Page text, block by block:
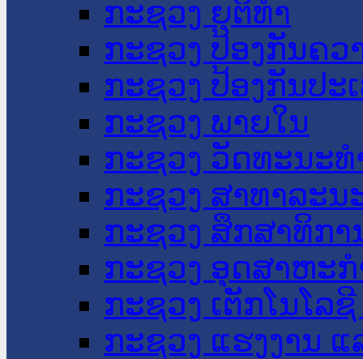
ກະຊວງ ຍຸຕິທໍາ
ກະຊວງ ປ້ອງກັນຄວ
ກະຊວງ ປ້ອງກັນປະ
ກະຊວງ ພາຍໃນ
ກະຊວງ ວັດທະນະ
ກະຊວງ ສາທາລະນ
ກະຊວງ ສຶກສາທິກາ
ກະຊວງ ອຸດສາຫະ
ກະຊວງ ເຕັກໂນໂລ
ກະຊວງ ແຮງງານ